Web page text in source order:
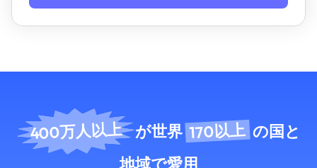
400万人以上 が世界 170以上 の国と
地域で愛用